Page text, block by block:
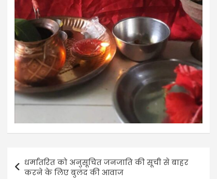
धर्मांतरित को अनुसूचित जनजाति की सूची से बाहर
करने के लिए बुलंद की आवाज